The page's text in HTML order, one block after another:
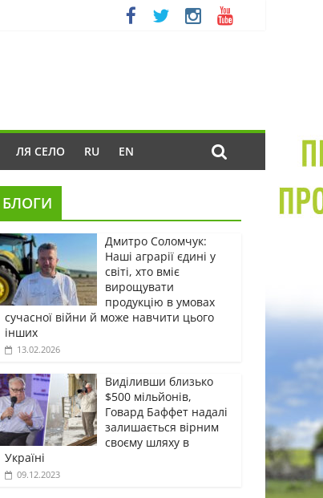
ЛЯ СЕЛО RU EN
БЛОГИ
Дмитро Соломчук:
Наші аграрії єдині у
світі, хто вміє
вирощувати
продукцію в умовах
сучасної війни й може навчити цього
інших
13.02.2026
Виділивши близько
$500 мільйонів,
Говард Баффет надалі
залишається вірним
своєму шляху в
Україні
09.12.2023